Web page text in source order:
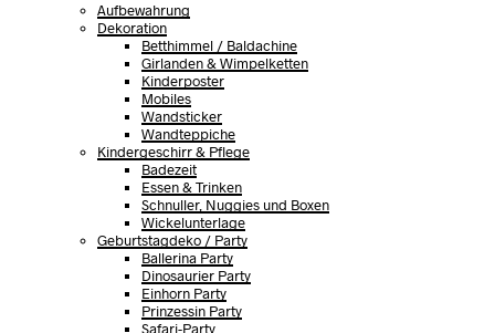
Aufbewahrung
Dekoration
Betthimmel / Baldachine
Girlanden & Wimpelketten
Kinderposter
Mobiles
Wandsticker
Wandteppiche
Kindergeschirr & Pflege
Badezeit
Essen & Trinken
Schnuller, Nuggies und Boxen
Wickelunterlage
Geburtstagdeko / Party
Ballerina Party
Dinosaurier Party
Einhorn Party
Prinzessin Party
Safari-Party